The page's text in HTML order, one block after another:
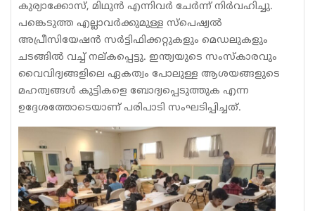
കുര്യാക്കോസ്, മിഥുൻ എന്നിവർ ചേർന്ന് നിർവഹിച്ചു.
പങ്കെടുത്ത എല്ലാവർക്കുമുള്ള സ്പെഷ്യൽ
അപ്രീസിയേഷൻ സർട്ടിഫിക്കറ്റുകളും മെഡലുകളും
ചടങ്ങിൽ വച്ച് നല്കപ്പെട്ടു. ഇന്ത്യയുടെ സംസ്കാരവും
വൈവിദ്യങ്ങളിലെ ഏകത്വം പോലുള്ള ആശയങ്ങളുടെ
മഹത്വങ്ങൾ കുട്ടികളെ ബോദ്യപ്പെടുത്തുക എന്ന
ഉദ്ദേശത്തോടെയാണ് പരിപാടി സംഘടിപ്പിച്ചത്.